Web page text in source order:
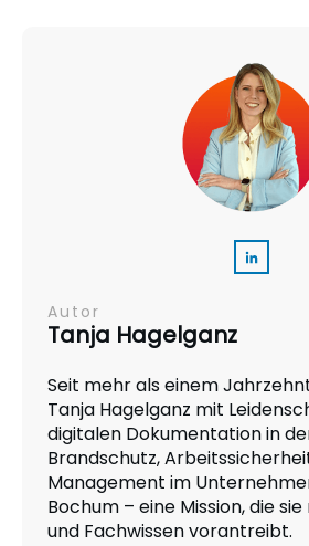
Autor
Tanja Hagelganz
Seit mehr als einem
Tanja Hagelganz mit
digitalen Dokumentation in
Brandschutz,
Management im
Bochum – eine Mission, die
und Fachwissen vorantreibt.